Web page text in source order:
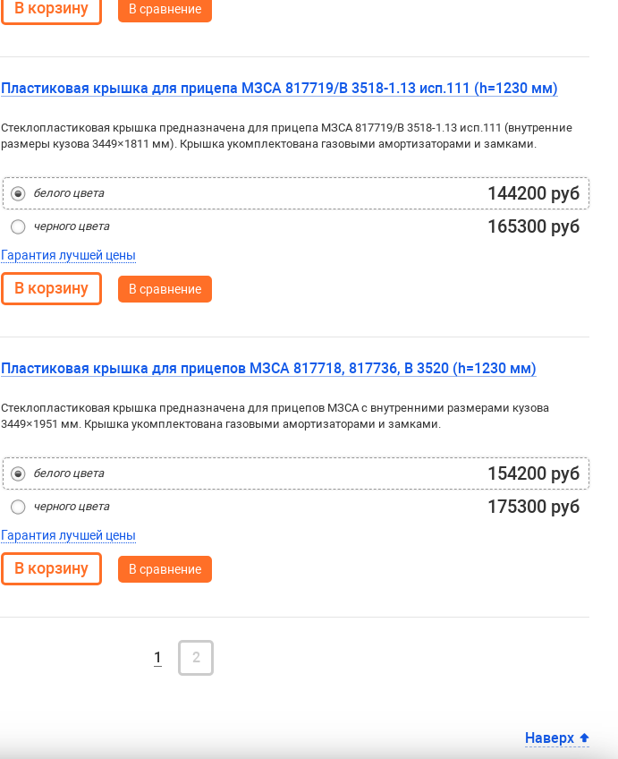
В сравнение
Пластиковая крышка для прицепа МЗСА 817719/B 3518-1.13 исп.111 (h=1230 мм)
Стеклопластиковая крышка предназначена для прицепа МЗСА 817719/B 3518-1.13 исп.111 (внутренние
размеры кузова 3449×1811 мм). Крышка укомплектована газовыми амортизаторами и замками.
белого цвета 144200 руб
черного цвета 165300 руб
Гарантия лучшей цены
В сравнение
Пластиковая крышка для прицепов МЗСА 817718, 817736, B 3520 (h=1230 мм)
Стеклопластиковая крышка предназначена для прицепов МЗСА с внутренними размерами кузова
3449×1951 мм. Крышка укомплектована газовыми амортизаторами и замками.
белого цвета 154200 руб
черного цвета 175300 руб
Гарантия лучшей цены
В сравнение
1 2
Наверх